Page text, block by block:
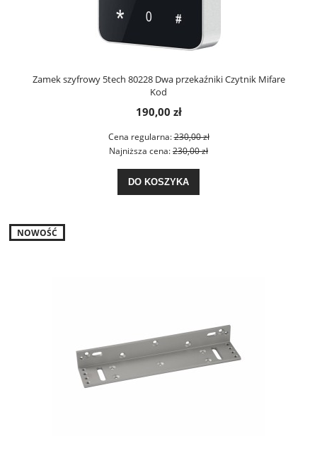
Zamek szyfrowy 5tech 80228 Dwa przekaźniki Czytnik Mifare
Kod
190,00 zł
Cena regularna:230,00 zł
Najniższa cena:230,00 zł
DO KOSZYKA
NOWOŚĆ